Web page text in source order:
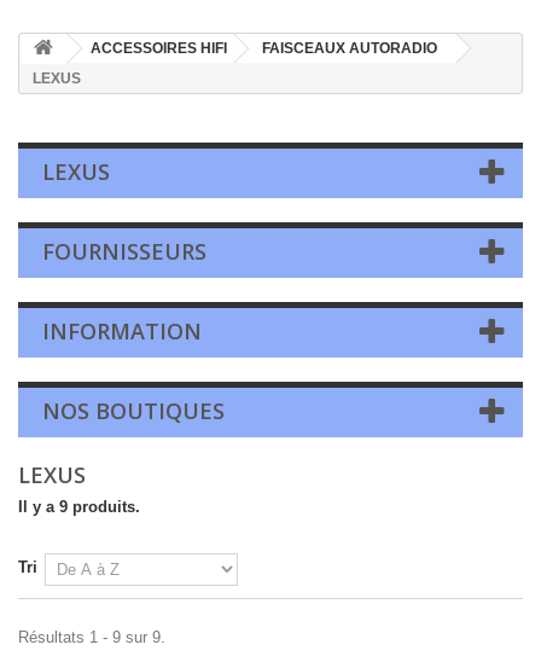
ACCESSOIRES HIFI
FAISCEAUX AUTORADIO
LEXUS
LEXUS
FOURNISSEURS
INFORMATION
NOS BOUTIQUES
LEXUS
Il y a 9 produits.
Tri
Résultats 1 - 9 sur 9.